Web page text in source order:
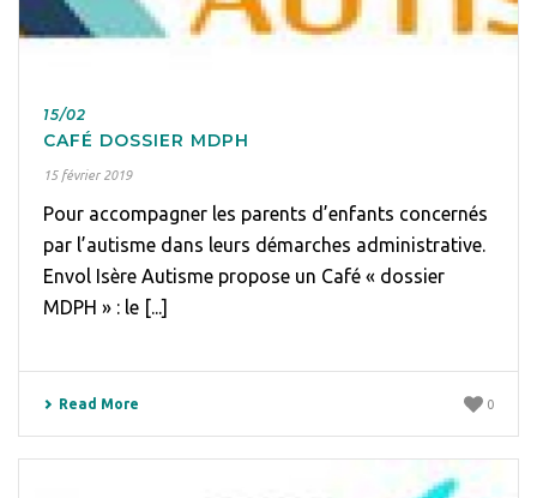
15/02
CAFÉ DOSSIER MDPH
15 février 2019
Pour accompagner les parents d’enfants concernés
par l’autisme dans leurs démarches administrative.
Envol Isère Autisme propose un Café « dossier
MDPH » : le [...]
Read More 0